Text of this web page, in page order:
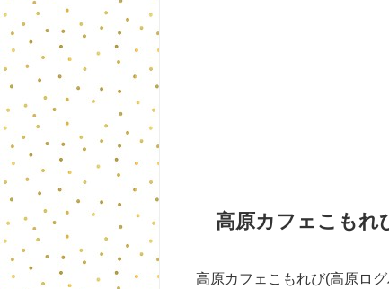
高原カフェこもれ
高原カフェこもれび(高原ロ